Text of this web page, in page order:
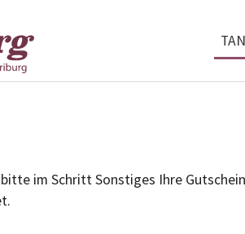
im Schritt Sonstiges Ihre